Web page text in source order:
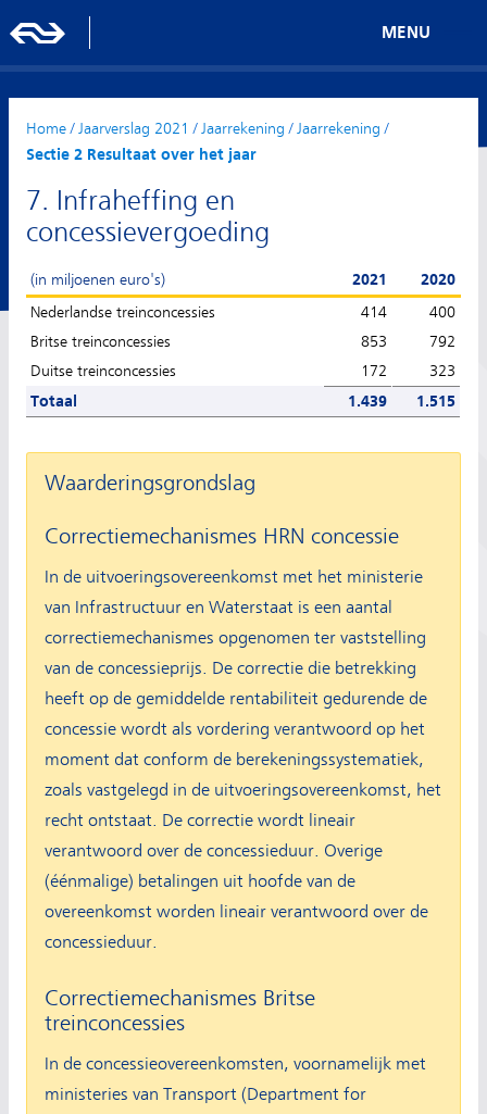
MENU
Home/ Jaarverslag 2021 / Jaarrekening / Jaarrekening /
Sectie 2 Resultaat over het jaar
7. Infraheffing en
concessievergoeding
(in miljoenen euro's) 2021
2020
Nederlandse treinconcessies
414
400
Britse treinconcessies
853
792
Duitse treinconcessies
172
323
Totaal
1.439 1.515
Waarderingsgrondslag
Correctiemechanismes HRN concessie
In de uitvoeringsovereenkomst met het ministerie
van Infrastructuur en Waterstaat is een aantal
correctiemechanismes opgenomen ter vaststelling
van de concessieprijs. De correctie die betrekking
heeft op de gemiddelde rentabiliteit gedurende de
concessie wordt als vordering verantwoord op het
moment dat conform de berekeningssystematiek,
zoals vastgelegd in de uitvoeringsovereenkomst, het
recht ontstaat. De correctie wordt lineair
verantwoord over de concessieduur. Overige
(éénmalige) betalingen uit hoofde van de
overeenkomst worden lineair verantwoord over de
concessieduur.
Correctiemechanismes Britse
treinconcessies
In de concessieovereenkomsten, voornamelijk met
ministeries van Transport (Department for